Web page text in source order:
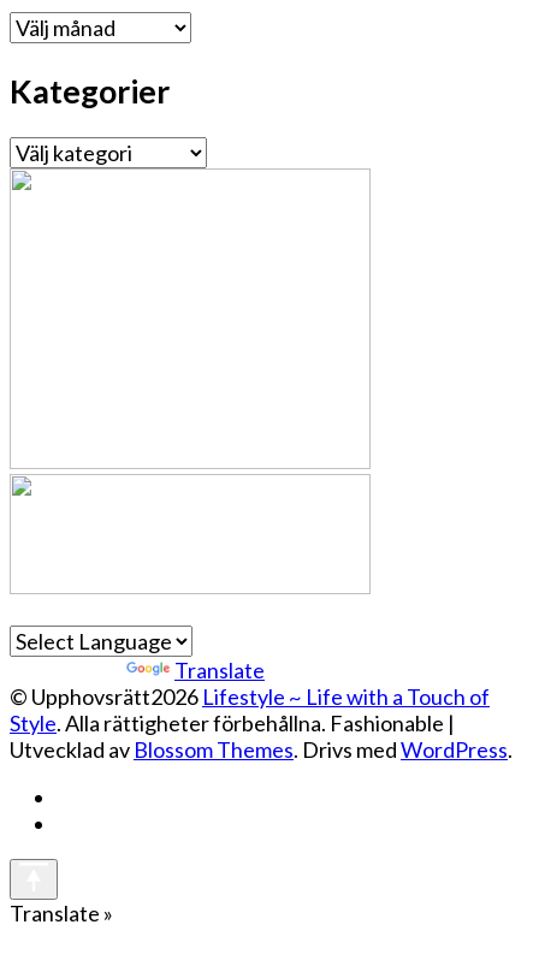
Arkiv
Kategorier
Kategorier
Translate
© Upphovsrätt2026 Lifestyle ~ Life with a Touch of
Style. Alla rättigheter förbehållna. Fashionable |
Utvecklad av Blossom Themes. Drivs medWordPress.
Translate »